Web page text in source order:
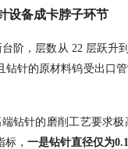
设备成卡脖子环节
阶，层数从 22 层跃升
钻针的原材料钨受出口
钻针的磨削工艺要求
标， 一是钻针直径仅为